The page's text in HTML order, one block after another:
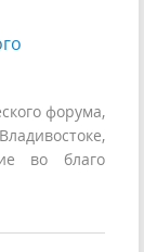
форума,
во благо